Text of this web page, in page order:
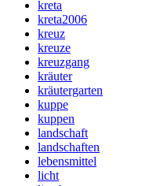
kreta
kreta2006
kreuz
kreuze
kreuzgang
kräuter
kräutergarten
kuppe
kuppen
landschaft
landschaften
lebensmittel
licht